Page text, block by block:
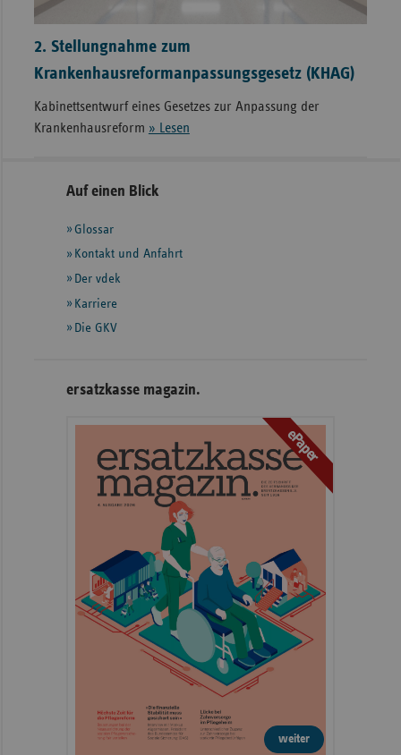
2. Stellungnahme zum
Krankenhausreformanpassungsgesetz (KHAG)
Kabinettsentwurf eines Gesetzes zur Anpassung der
Krankenhausreform » Lesen
Seitennavigation
Seitenleiste
weiteren
Informationen
Auf einen Blick
Glossar
Kontakt und Anfahrt
Der vdek
Karriere
Die GKV
ersatzkasse magazin.
ePaper
weiter